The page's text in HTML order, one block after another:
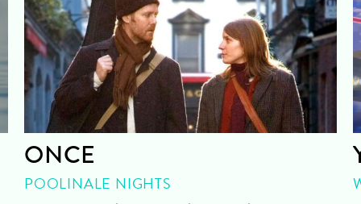
ONCE
POOLINALE NIGHTS